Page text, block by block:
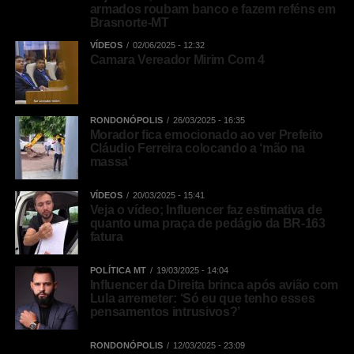
armados roubam banco e fazem reféns em
Brasnorte-MT
VÍDEOS 02/06/2025 - 12:32
Camara Vereador Mirim Com 4
RONDONÓPOLIS 26/03/2025 - 16:35
Morador fica emocionado ao ver Prefeito
Cláudio Ferreira colocando a ‘mão na
massa’
VÍDEOS 20/03/2025 - 15:41
Veja o vídeo; Influencer faz estimativa de
quanto uma praça de pedágio da BR-163
fatura
POLÍTICA MT 19/03/2025 - 14:04
Influencer da Direita brinca após avião com
Lula arremeter: ‘Só eu que tenho esses
pensamentos intrusivos?’
RONDONÓPOLIS 12/03/2025 - 23:09